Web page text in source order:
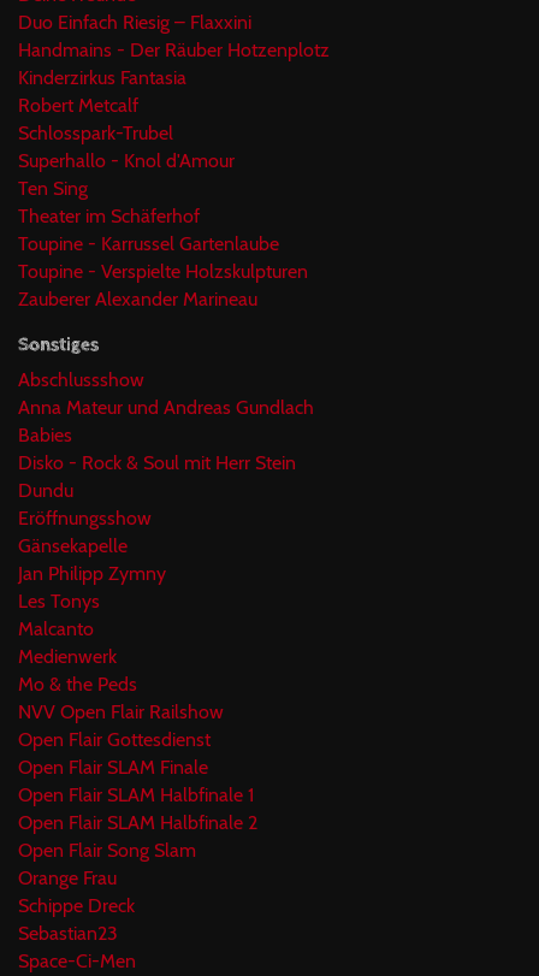
Duo Einfach Riesig – Flaxxini
Handmains - Der Räuber Hotzenplotz
Kinderzirkus Fantasia
Robert Metcalf
Schlosspark-Trubel
Superhallo - Knol d'Amour
Ten Sing
Theater im Schäferhof
Toupine - Karrussel Gartenlaube
Toupine - Verspielte Holzskulpturen
Zauberer Alexander Marineau
Sonstiges
Abschlussshow
Anna Mateur und Andreas Gundlach
Babies
Disko - Rock & Soul mit Herr Stein
Dundu
Eröffnungsshow
Gänsekapelle
Jan Philipp Zymny
Les Tonys
Malcanto
Medienwerk
Mo & the Peds
NVV Open Flair Railshow
Open Flair Gottesdienst
Open Flair SLAM Finale
Open Flair SLAM Halbfinale 1
Open Flair SLAM Halbfinale 2
Open Flair Song Slam
Orange Frau
Schippe Dreck
Sebastian23
Space-Ci-Men